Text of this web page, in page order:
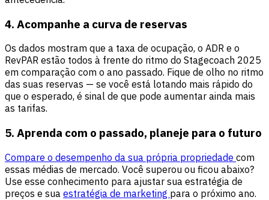
4. Acompanhe a curva de reservas
Os dados mostram que a taxa de ocupação, o ADR e o
RevPAR estão todos à frente do ritmo do Stagecoach 2025
em comparação com o ano passado. Fique de olho no ritmo
das suas reservas — se você está lotando mais rápido do
que o esperado, é sinal de que pode aumentar ainda mais
as tarifas.
5. Aprenda com o passado, planeje para o futuro
Compare o desempenho da sua própria propriedade com
essas médias de mercado. Você superou ou ficou abaixo?
Use esse conhecimento para ajustar sua estratégia de
preços e sua estratégia de marketing para o próximo ano.